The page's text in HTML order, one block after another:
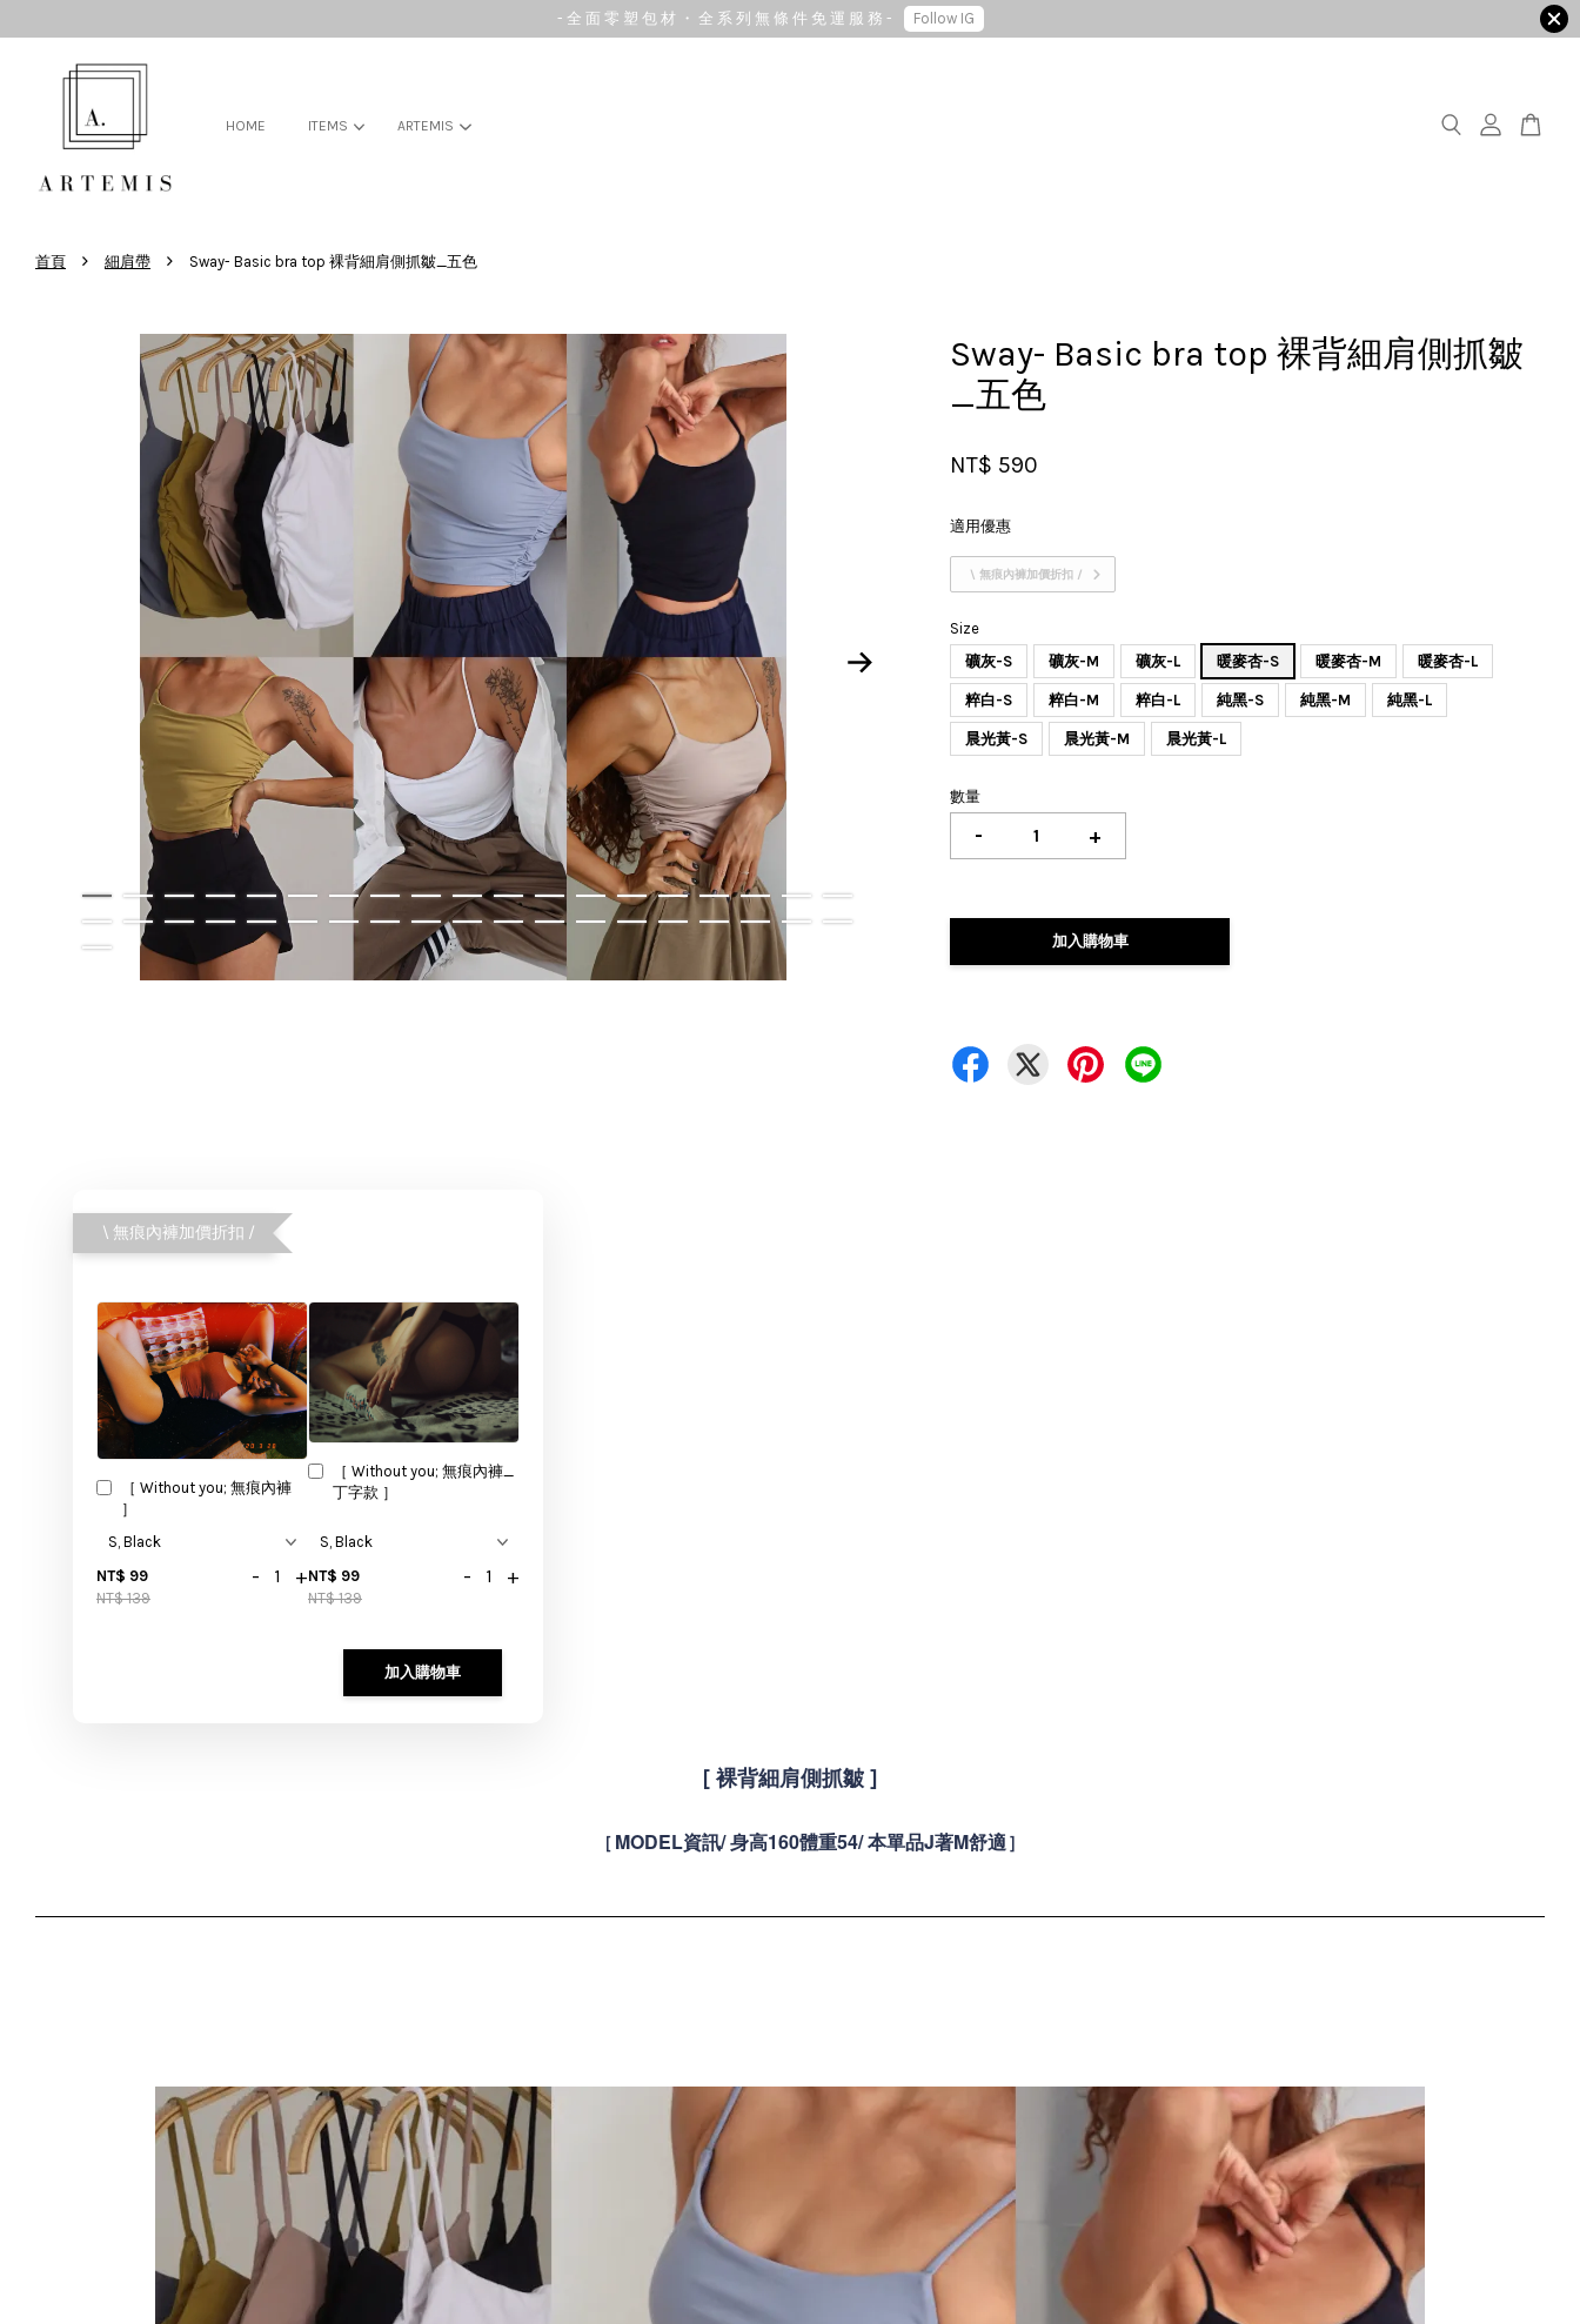
- 全 面 零 塑 包 材 ・ 全 系 列 無 條 件 免 運 服 務 - Follow IG
HOME ITEMS ARTEMIS
首頁 › 細肩帶 › Sway- Basic bra top 裸背細肩側抓皺_五色
Sway- Basic bra top 裸背細肩側抓皺
_五色
NT$ 590
適用優惠
\ 無痕內褲加價折扣 /
Size
礦灰-S
礦灰-M 礦灰-L 暖麥杏-S 暖麥杏-M 暖麥杏-L
粹白-S 粹白-M 粹白-L 純黑-S 純黑-M 純黑-L
晨光黃-S 晨光黃-M 晨光黃-L
數量
- +
加入購物車
\ 無痕內褲加價折扣 /
［ Without you; 無痕內褲
］
NT$ 99
NT$ 139
- +
［ Without you; 無痕內褲_
丁字款 ］
NT$ 99
NT$ 139
- +
加入購物車
[ 裸背細肩側抓皺 ]
[ MODEL資訊/ 身高160體重54/ 本單品J著M舒適 ]